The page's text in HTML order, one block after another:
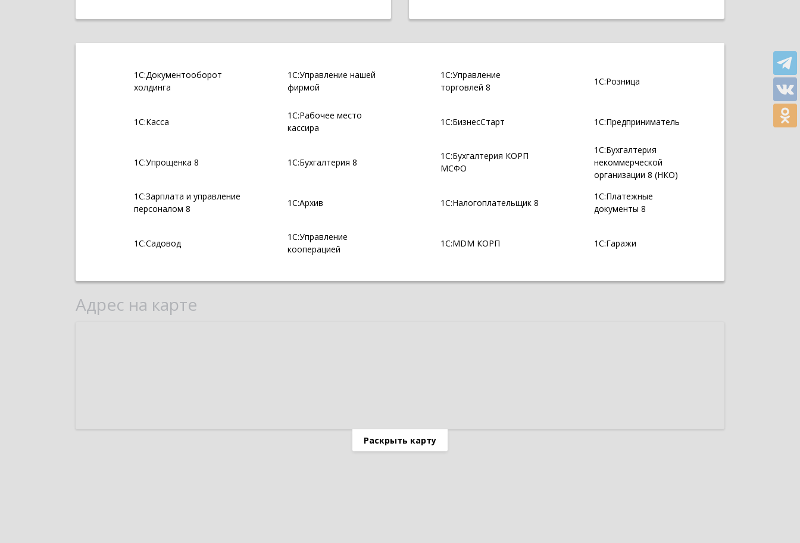
1С:Документооборот
холдинга
1С:Управление нашей
фирмой
1С:Управление
торговлей 8
1С:Розница
1С:Касса
1С:Рабочее место
кассира
1С:БизнесСтарт 1С:Предприниматель
1С:Упрощенка 8 1С:Бухгалтерия 8
1С:Бухгалтерия КОРП
МСФО
1С:Бухгалтерия
некоммерческой
организации 8 (НКО)
1С:Зарплата и управление
персоналом 8
1С:Архив 1С:Налогоплательщик 8
1С:Платежные
документы 8
1С:Садовод
1С:Управление
кооперацией
1С:MDM КОРП 1С:Гаражи
Адрес на карте
Раскрыть карту